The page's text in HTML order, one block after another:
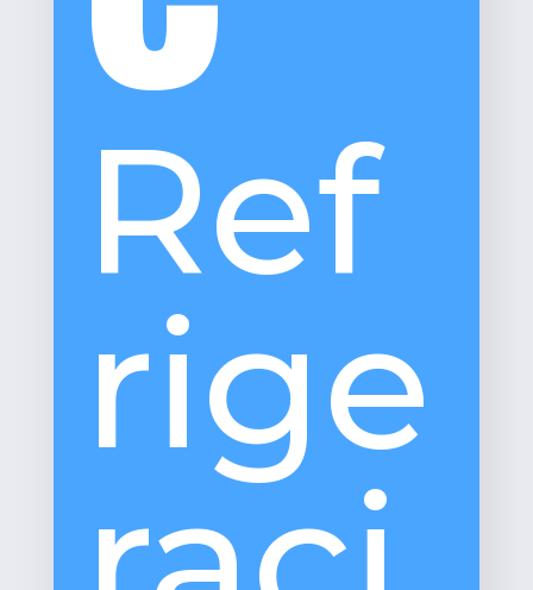
Ref
rige